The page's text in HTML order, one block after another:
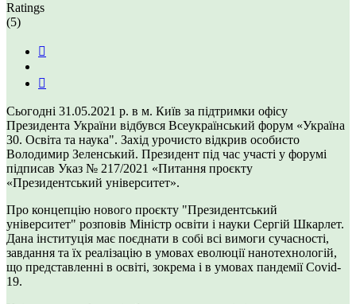
Ratings
(5)
Сьогодні 31.05.2021 р. в м. Київ за підтримки офісу
Президента України відбувся Всеукраїнський форум «Україна
30. Освіта та наука". Захід урочисто відкрив особисто
Володимир Зеленський. Президент під час участі у форумі
підписав Указ № 217/2021 «Питання проєкту
«Президентський університет».
Про концепцію нового проєкту "Президентський
університет" розповів Міністр освіти і науки Сергій Шкарлет.
Дана інституція має поєднати в собі всі вимоги сучасності,
завдання та їх реалізацію в умовах еволюції нанотехнологій,
що представленні в освіті, зокрема і в умовах пандемії Covid-
19.